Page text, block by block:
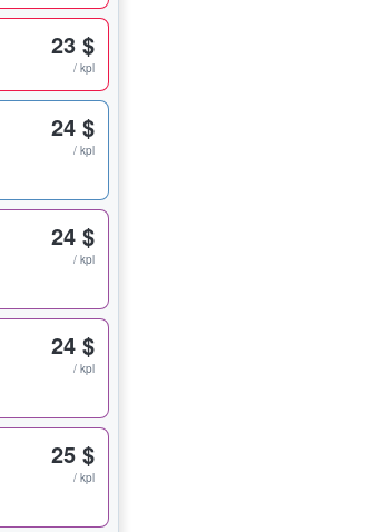
23 $
/ kpl
24 $
/ kpl
24 $
/ kpl
24 $
/ kpl
25 $
/ kpl